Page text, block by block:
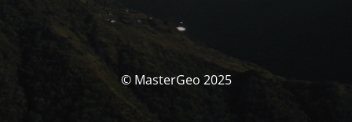
© MasterGeo 2025